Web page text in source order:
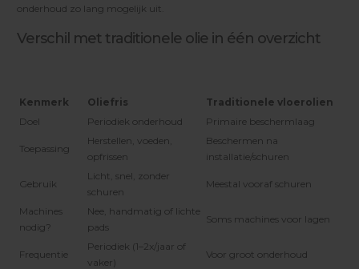
onderhoud zo lang mogelijk uit.
Verschil met traditionele olie in één overzicht
Kenmerk Oliefris
Traditionele vloerolien
Doel
Periodiek onderhoud Primaire beschermlaag
Toepassing
Herstellen, voeden,
opfrissen
Beschermen na
installatie/schuren
Gebruik
Licht, snel, zonder
schuren
Meestal vooraf schuren
Machines
nodig?
Nee, handmatig of lichte
pads
Soms machines voor lagen
Frequentie
Periodiek (1–2x/jaar of
vaker)
Voor groot onderhoud